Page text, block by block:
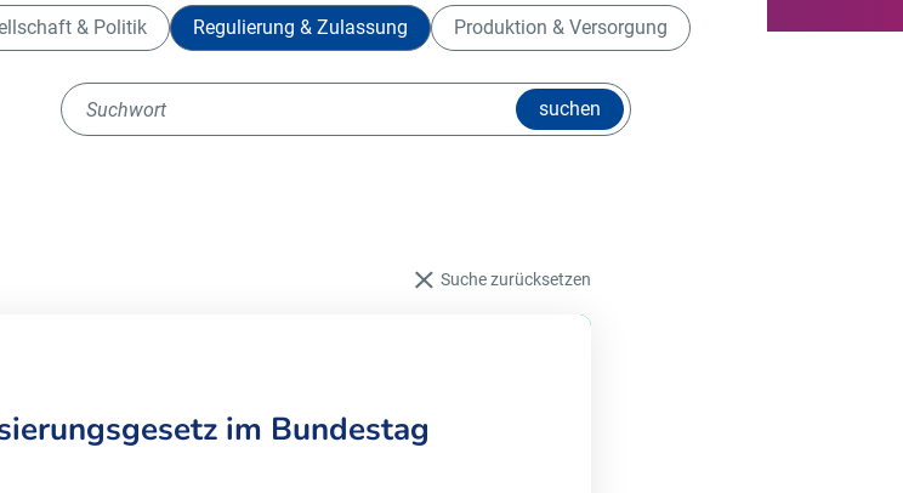
& Politik Regulierung & Zulassung
Produktion & Versorgung
suchen
Suche zurücksetzen
im Bundestag